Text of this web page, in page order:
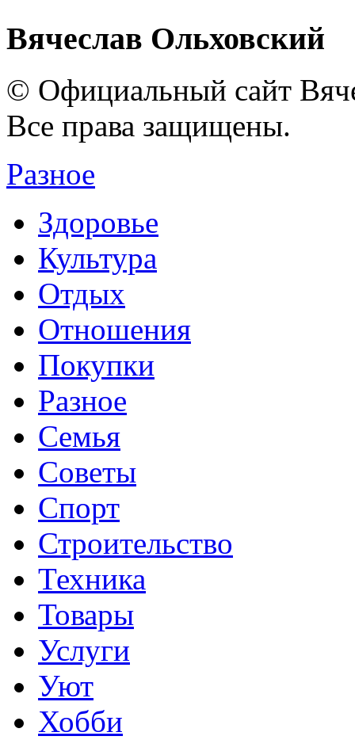
Вячеслав Ольховский
© Официальный сайт
Все права защищены.
Разное
Здоровье
Культура
Отдых
Отношения
Покупки
Разное
Семья
Советы
Спорт
Строительство
Техника
Товары
Услуги
Уют
Хобби